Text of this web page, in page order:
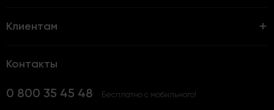
Клиентам
Контакты
0 800 35 45 48 Бесплатно с мобильного!